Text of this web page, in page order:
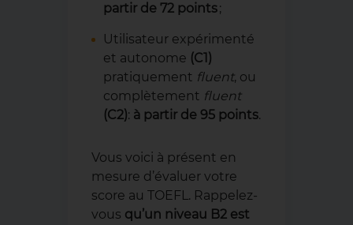
partir de 72 points;
Utilisateur expérimenté
et autonome (C1)
pratiquement fluent, ou
complètement fluent
(C2): à partir de 95 points.
Vous voici à présent en
mesure d’évaluer votre
score au TOEFL. Rappelez-
vous qu’un niveau B2 est